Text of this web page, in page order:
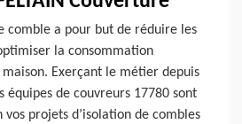
comble a pour but de réduire les
la consommation
Exerçant le métier depuis
équipes de couvreurs 17780 sont
projets d’isolation de combles